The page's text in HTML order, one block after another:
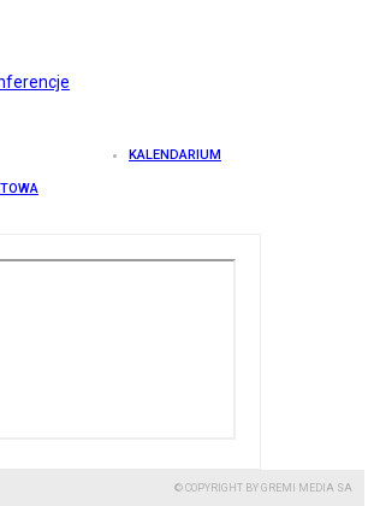
KALENDARIUM
© COPYRIGHT BY GREMI MEDIA SA